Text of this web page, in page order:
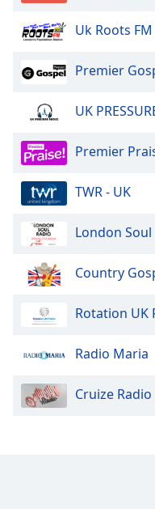
Uk Roots FM
Premier
UK
Premier
TWR - UK
London Soul
Country
Rotation UK
Radio Maria
Cruize Radio